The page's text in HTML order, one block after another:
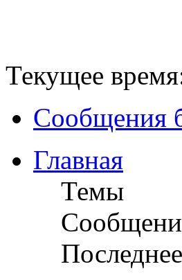
Текущее
Сообщения
Главная
Темы